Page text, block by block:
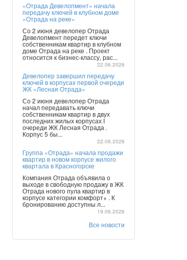
«Отрада Девелопмент» начала
передачу ключей в клубном доме
«Отрада на реке»
Со 2 июня девелопер Отрада
Девелопмент передет ключи
собственникам квартир в клубном
доме Отрада на реке . Проект
относится к бизнес-классу, рас...
22.06.2026
Девелопер завершил передачу
ключей в корпусах первой очереди
ЖК «Лесная Отрада»
Со 2 июня девелопер Отрада
начал передавать ключи
собственникам квартир в двух
последних жилых корпусах I
очереди ЖК Лесная Отрада .
Корпус 5 бы...
22.06.2026
Группа «Отрада» начала продажи
квартир в новом корпусе жилого
квартала в Красногорске
Компания Отрада объявила о
выходе в свободную продажу в ЖК
Отрада нового пула квартир в
корпусе категории комфорт+ . К
бронированию доступны л...
19.06.2026
Все новости